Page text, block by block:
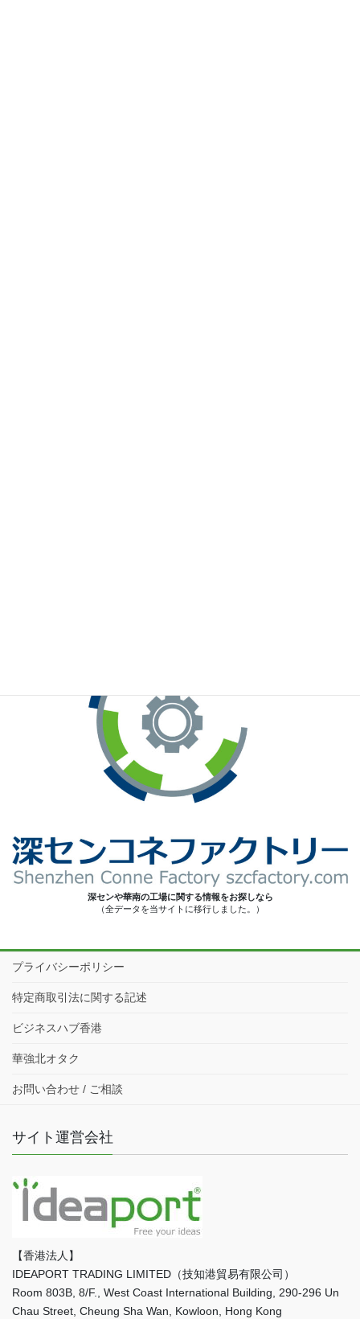
深センや華南の工場に関する情報をお探しなら
（全データを当サイトに移行しました。）
プライバシーポリシー
特定商取引法に関する記述
ビジネスハブ香港
華強北オタク
お問い合わせ / ご相談
サイト運営会社
【香港法人】
IDEAPORT TRADING LIMITED（技知港貿易有限公司）
Room 803B, 8/F., West Coast International Building, 290-296 Un
Chau Street, Cheung Sha Wan, Kowloon, Hong Kong